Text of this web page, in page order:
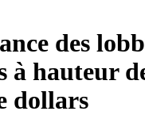
des
à hauteur
dollars